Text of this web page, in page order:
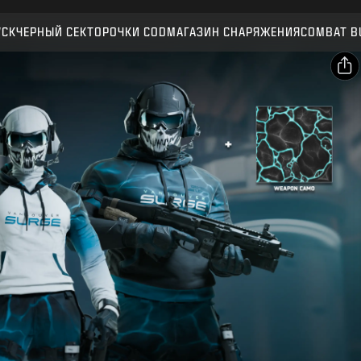
ЧЕРНЫЙ СЕКТОРОЧКИ CОD МАГАЗИН СНАРЯЖЕНИЯ COMBAT
ПОДТВЕРДИТЬ
ПОДТВЕРДИТЬ ПОКУПКУ
ОТМЕНА
Activision может в любое время обновлять, заменять
и удалять игровые материалы.
ОПУБЛИКОВАТЬ
Электронная почта
Facebook
Х
Скопировать
ссылку